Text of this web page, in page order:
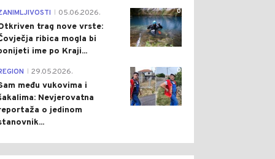
0
05.06.2026.
trag nove vrste:
ribica mogla bi
ime po Kraji...
0
29.05.2026.
među vukovima i
Nevjerovatna
o jedinom